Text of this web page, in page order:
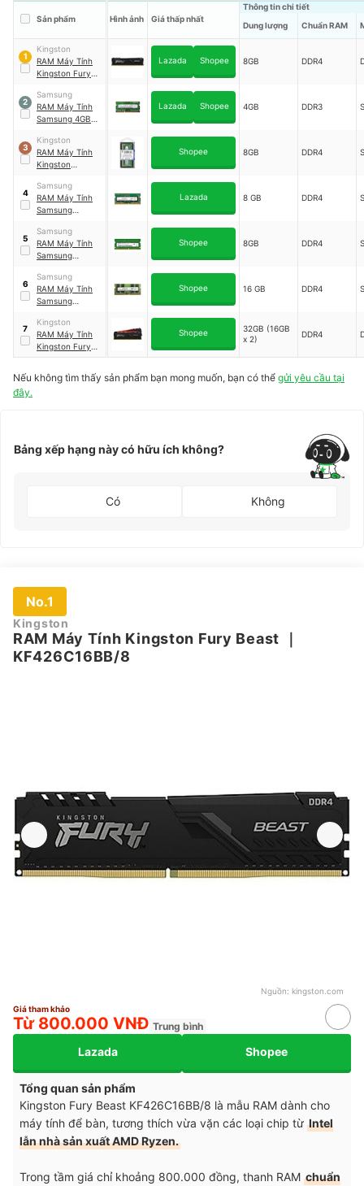
Sản phẩm Hình ảnh Giá thấp nhất
Thông tin chi tiết
Dung lượng
Chuẩn RAM
1
Kingston
RAM Máy Tính
Kingston Fury
KF426C16BB/8
Lazada Shopee 8GB DDR4
2
Samsung
RAM Máy Tính
Samsung 4GB
｜
M471B5173DB0-
YK0
Lazada Shopee 4GB DDR3
3
Kingston
RAM Máy Tính
Kingston
KVR26S19S8/8
Shopee 8GB DDR4
4
Samsung
RAM Máy Tính
Samsung
CWE｜
M471A1G44AB0-
CWE
Lazada 8 GB DDR4
5
Samsung
RAM Máy Tính
Samsung
M471A1K43BB1-
CRC｜
M471A1K43BB1-
Shopee 8GB DDR4
6
Samsung
RAM Máy Tính
Samsung
CTD｜
M471A2K43CB1-
CTD
Shopee 16 GB DDR4
7
Kingston
RAM Máy Tính
Kingston Fury
Beast RGB｜
2/32
Shopee
32GB (16GB
x 2)
DDR4
Nếu không tìm thấy sản phẩm bạn mong muốn, bạn có thể gửi yêu cầu tại
đây.
Bảng xếp hạng này có hữu ích không?
Có Không
No.1
Kingston
RAM Máy Tính Kingston Fury Beast
KF426C16BB/8
Nguồn: kingston.com
Giá tham khảo
Từ 800.000 VNĐ Trung bình
Lazada Shopee
Tổng quan sản phẩm
Kingston Fury Beast KF426C16BB/8 là mẫu RAM dành cho
máy tính để bàn, tương thích vừa vặn các loại chip từ Intel
lẫn nhà sản xuất AMD Ryzen.
Trong tầm giá chỉ khoảng 800.000 đồng, thanh RAM chuẩn